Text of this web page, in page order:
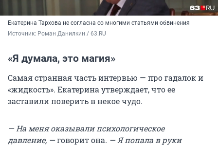
Екатерина Тархова не согласна со многими статьями обвинения
Источник: Роман Данилкин / 63.RU
«Я думала, это магия»
Самая странная часть интервью — про гадалок и
«жидкость». Екатерина утверждает, что ее
заставили поверить в некое чудо.
— На меня оказывали психологическое
давление, —говорит она. — Я попала в руки